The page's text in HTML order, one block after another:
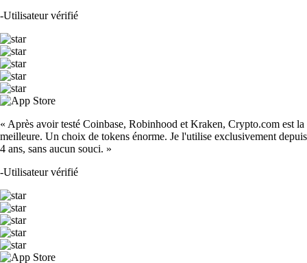
-Utilisateur vérifié
« Après avoir testé Coinbase, Robinhood et Kraken, Crypto.com est la
meilleure. Un choix de tokens énorme. Je l'utilise exclusivement depuis
4 ans, sans aucun souci. »
-Utilisateur vérifié